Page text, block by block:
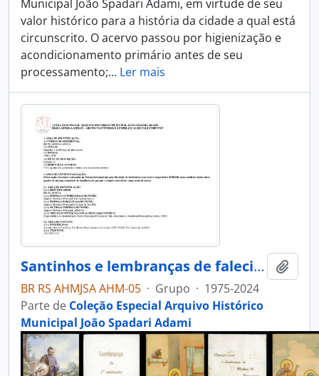
Municipal João Spadari Adami, em virtude de seu
valor histórico para a história da cidade a qual está
circunscrito. O acervo passou por higienização e
acondicionamento primário antes de seu
processamento;… Ler mais
Santinhos e lembranças de falecimento
BR RS AHMJSA AHM-05 · Grupo · 1975-2024
Parte de Coleção Especial Arquivo Histórico
Municipal João Spadari Adami